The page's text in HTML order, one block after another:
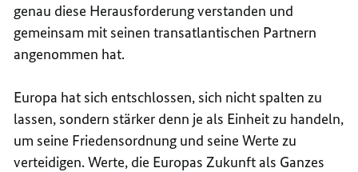
genau diese Herausforderung verstanden und
gemeinsam mit seinen transatlantischen Partnern
angenommen hat.
Europa hat sich entschlossen, sich nicht spalten zu
lassen, sondern stärker denn je als Einheit zu handeln,
um seine Friedensordnung und seine Werte zu
verteidigen. Werte, die Europas Zukunft als Ganzes